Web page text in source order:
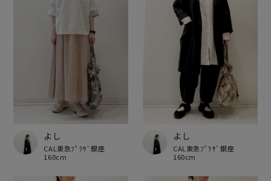
よし
CAL東急ﾌﾟﾗｻﾞ銀座
160cm
よし
CAL東急ﾌﾟﾗｻﾞ銀座
160cm